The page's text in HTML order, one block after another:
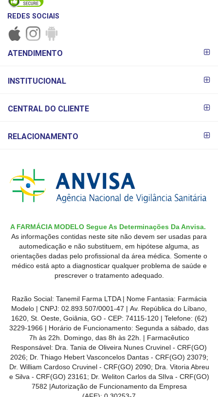
REDES SOCIAIS
PAGAMENTO
ATENDIMENTO
INSTITUCIONAL
CENTRAL DO CLIENTE
RELACIONAMENTO
A FARMÁCIA MODELO Segue As Determinações Da Anvisa.
As informações contidas neste site não devem ser usadas para
automedicação e não substituem, em hipótese alguma, as
orientações dadas pelo profissional da área médica. Somente o
médico está apto a diagnosticar qualquer problema de saúde e
prescrever o tratamento adequado.
Razão Social: Tanemil Farma LTDA | Nome Fantasia: Farmácia
Modelo | CNPJ: 02.893.507/0001-47 | Av. República do Líbano,
1620, St. Oeste, Goiânia, GO - CEP: 74115-120 | Telefone: (62)
3229-1966 | Horário de Funcionamento: Segunda a sábado, das
7h às 22h. Domingo, das 8h às 22h. | Farmacêutico
Responsável: Dra. Tania de Oliveira Nunes Cruvinel - CRF(GO)
2026; Dr. Thiago Hebert Vasconcelos Dantas - CRF(GO) 23079;
Dr. William Cardoso Cruvinel - CRF(GO) 2090; Dra. Vitoria Abreu
e Silva - CRF(GO) 23161; Dr. Weliton Carlos da SIlva - CRF(GO)
7582 |Autorização de Funcionamento da Empresa